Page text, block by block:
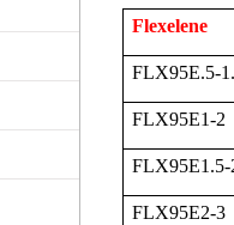
Flexelene
FLX95E.5-
FLX95E1-2
FLX95E1.5-
FLX95E2-3